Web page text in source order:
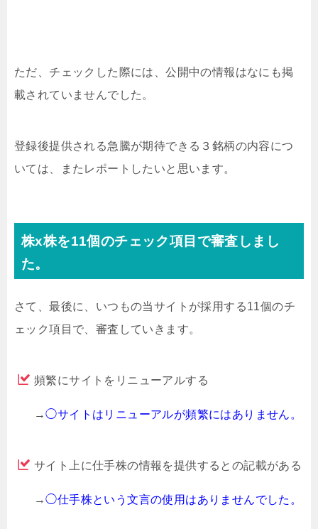
ただ、チェックした際には、公開中の情報はなにも掲
載されていませんでした。
登録後提供される急騰が期待できる３銘柄の内容につ
いては、またレポートしたいと思います。
株x株を11個のチェック項目で審査しまし
た。
さて、最後に、いつもの当サイトが採用する11個のチ
ェック項目で、審査していきます。
頻繁にサイトをリニューアルする
→◯サイトはリニューアルが頻繁にはありません。
サイト上に仕手株の情報を提供するとの記載がある
→◯仕手株という文言の使用はありませんでした。